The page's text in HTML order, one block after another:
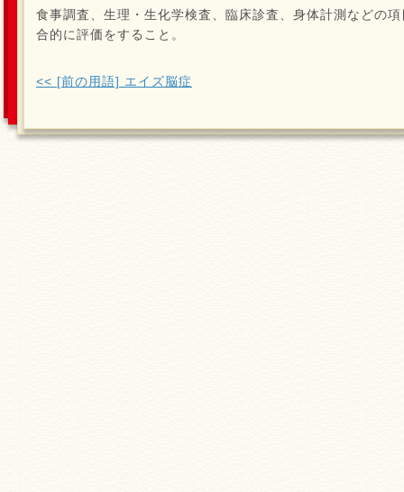
食事調査、生理・生化学検査、臨床診査、身体計測などの
合的に評価をすること。
<< [前の用語] エイズ脳症